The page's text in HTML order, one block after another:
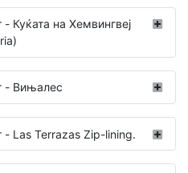
Куќата на Хемвингвеј
- Вињалес
- Las Terrazas Zip-lining.